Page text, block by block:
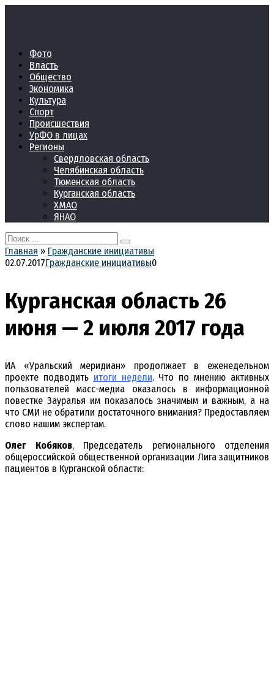
Фото
Власть
Общество
Экономика
Культура
Спорт
Происшествия
УрФО в лицах
Регионы
Свердловская область
Челябинская область
Тюменская область
Курганская область
ХМАО
ЯНАО
Search
for:
Главная » Гражданские инициативы
02.07.2017Гражданские инициативы0
Курганская область 26
июня — 2 июля 2017 года
ИА «Уральский меридиан» продолжает в еженедельном
проекте подводить итоги недели. Что по мнению активных
пользователей масс-медиа оказалось в информационной
повестке Зауралья им показалось значимым и важным, а на
что СМИ не обратили достаточного внимания? Предоставляем
слово нашим экспертам.
Олег Кобяков, Председатель регионального отделения
общероссийской общественной организации Лига защитников
пациентов в Курганской области: